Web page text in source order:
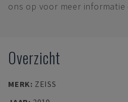
ons op voor meer informatie
Overzicht
MERK: ZEISS